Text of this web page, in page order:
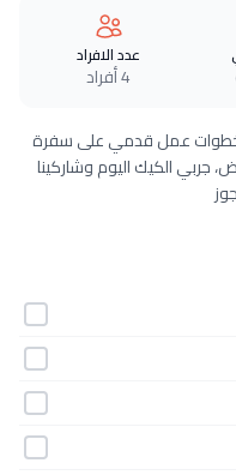
عدد الافراد
4 أفراد
خطوات عمل قدمي على سفرة
بدون بيض، جربي الكيك اليوم وشاركينا